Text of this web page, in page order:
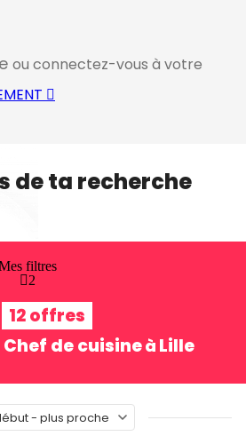
ou connectez-vous à votre
de ta recherche
filtres
2
12 offres
Chef de cuisineà Lille